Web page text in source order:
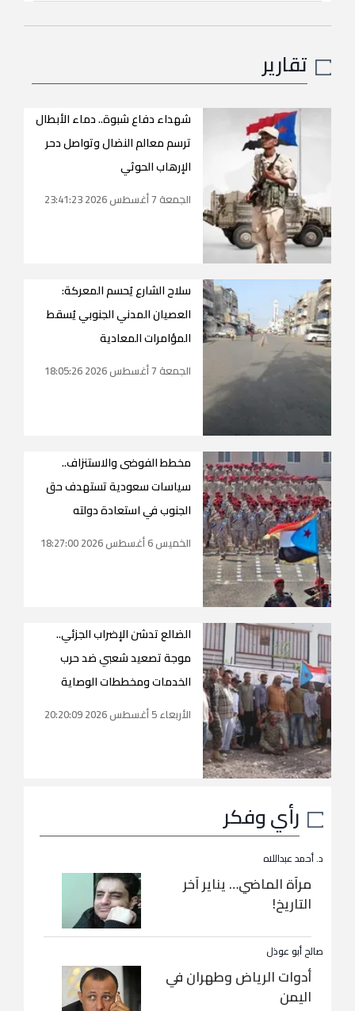
تقارير
شهداء دفاع شبوة.. دماء الأبطال
ترسم معالم النضال وتواصل دحر
الإرهاب الحوثي
الجمعة 7 أغسطس 2026 23:41:23
سلاح الشارع يُحسم المعركة:
العصيان المدني الجنوبي يُسقط
المؤامرات المعادية
الجمعة 7 أغسطس 2026 18:05:26
مخطط الفوضى والاستنزاف..
سياسات سعودية تستهدف حق
الجنوب في استعادة دولته
الخميس 6 أغسطس 2026 18:27:00
الضالع تدشن الإضراب الجزئي..
موجة تصعيد شعبي ضد حرب
الخدمات ومخططات الوصاية
الأربعاء 5 أغسطس 2026 20:20:09
رأي وفكر
د. أحمد عبداللاه
مرآة الماضي… يناير آخر
التاريخ!
صالح أبو عوذل
أدوات الرياض وطهران في
اليمن